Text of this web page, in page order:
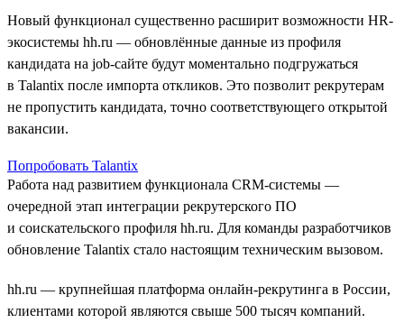
Новый функционал существенно расширит возможности HR-
экосистемы hh.ru — обновлённые данные из профиля
кандидата на job-сайте будут моментально подгружаться
в Talantix после импорта откликов. Это позволит рекрутерам
не пропустить кандидата, точно соответствующего открытой
вакансии.
Попробовать Talantix
Работа над развитием функционала CRM-системы —
очередной этап интеграции рекрутерского ПО
и соискательского профиля hh.ru. Для команды разработчиков
обновление Talantix стало настоящим техническим вызовом.
hh.ru — крупнейшая платформа онлайн-рекрутинга в России,
клиентами которой являются свыше 500 тысяч компаний.